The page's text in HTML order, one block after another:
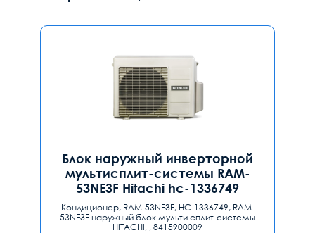
Блок наружный инверторной
мультисплит-системы RAM-
53NE3F Hitachi hc-1336749
Кондиционер, RAM-53NE3F, HC-1336749, RAM-
53NE3F наружный блок мульти сплит-системы
HITACHI, , 8415900009